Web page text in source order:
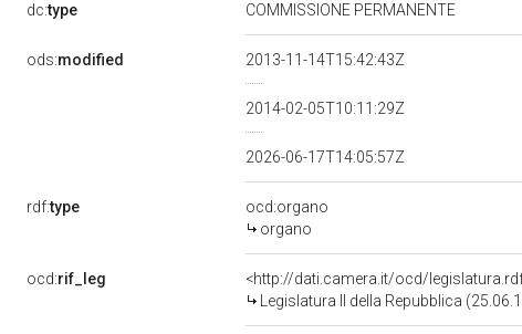
dc:type COMMISSIONE PERMANENTE
ods:modified 2013-11-14T15:42:43Z
2014-02-05T10:11:29Z
2026-06-17T14:05:57Z
rdf:type
ocd:organo
organo
ocd:rif_leg
<http://dati.camera.it/ocd/
Legislatura II della Repubblica